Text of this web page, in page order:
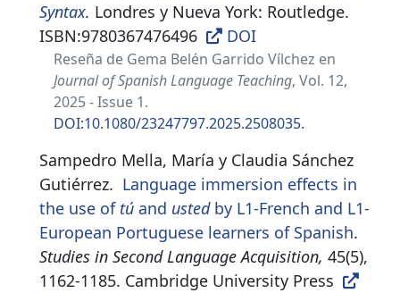
Syntax. Londres y Nueva York: Routledge.
ISBN:9780367476496 DOI
Reseña de Gema Belén Garrido Vílchez en
Journal of Spanish Language Teaching, Vol. 12,
2025 - Issue 1.
DOI:10.1080/23247797.2025.2508035.
Sampedro Mella, María y Claudia Sánchez
Gutiérrez. Language immersion effects in
the use of tú and ustedby L1-French and L1-
European Portuguese learners of Spanish.
Studies in Second Language Acquisition, 45(5),
1162-1185. Cambridge University Press